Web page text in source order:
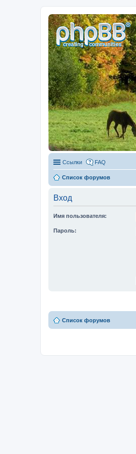
Ссылки FAQ
Список форумов
Вход
Имя пользователя:
Пароль:
Список форумов